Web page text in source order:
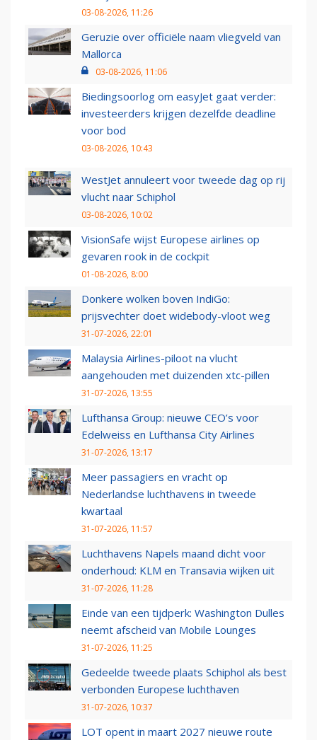
03-08-2026, 11:26
Geruzie over officiële naam vliegveld van
Mallorca
03-08-2026, 11:06
Biedingsoorlog om easyJet gaat verder:
investeerders krijgen dezelfde deadline
voor bod
03-08-2026, 10:43
WestJet annuleert voor tweede dag op rij
vlucht naar Schiphol
03-08-2026, 10:02
VisionSafe wijst Europese airlines op
gevaren rook in de cockpit
01-08-2026, 8:00
Donkere wolken boven IndiGo:
prijsvechter doet widebody-vloot weg
31-07-2026, 22:01
Malaysia Airlines-piloot na vlucht
aangehouden met duizenden xtc-pillen
31-07-2026, 13:55
Lufthansa Group: nieuwe CEO’s voor
Edelweiss en Lufthansa City Airlines
31-07-2026, 13:17
Meer passagiers en vracht op
Nederlandse luchthavens in tweede
kwartaal
31-07-2026, 11:57
Luchthavens Napels maand dicht voor
onderhoud: KLM en Transavia wijken uit
31-07-2026, 11:28
Einde van een tijdperk: Washington Dulles
neemt afscheid van Mobile Lounges
31-07-2026, 11:25
Gedeelde tweede plaats Schiphol als best
verbonden Europese luchthaven
31-07-2026, 10:37
LOT opent in maart 2027 nieuwe route